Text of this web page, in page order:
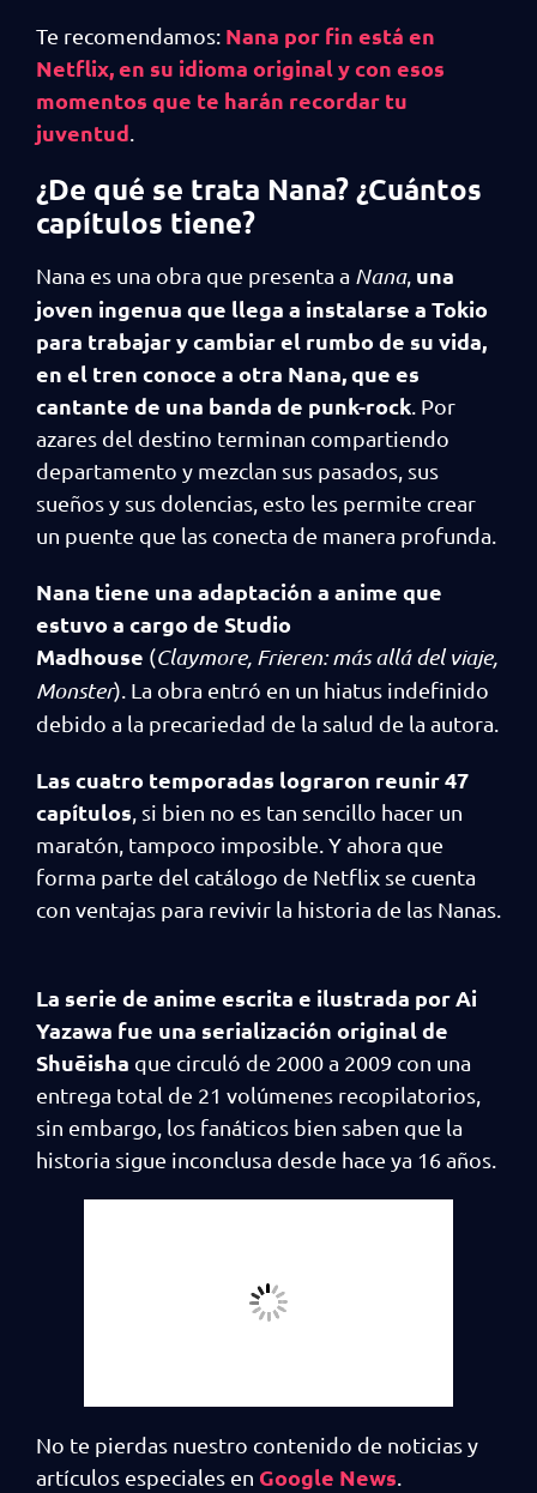
Te recomendamos: Nana por fin está en
Netflix, en su idioma original y con esos
momentos que te harán recordar tu
juventud
¿De qué se trata Nana? ¿Cuántos
capítulos tiene?
Nana es una obra que presenta a Nana, una
joven ingenua que llega a instalarse a Tokio
para trabajar y cambiar el rumbo de su vida,
en el tren conoce a otra Nana, que es
cantante de una banda de punk-rock . Por
azares del destino terminan compartiendo
departamento y mezclan sus pasados, sus
sueños y sus dolencias, esto les permite crear
un puente que las conecta de manera profunda.
Nana tiene una adaptación a anime que
estuvo a cargo de Studio
Madhouse (Claymore, Frieren: más allá del viaje,
Monster). La obra entró en un hiatus indefinido
debido a la precariedad de la salud de la autora.
Las cuatro temporadas lograron reunir 47
capítulos , si bien no es tan sencillo hacer un
maratón, tampoco imposible. Y ahora que
forma parte del catálogo de Netflix se cuenta
con ventajas para revivir la historia de las Nanas.
La serie de anime escrita e ilustrada por Ai
Yazawa fue una serialización original de
Shuēisha que circuló de 2000 a 2009 con una
entrega total de 21 volúmenes recopilatorios,
sin embargo, los fanáticos bien saben que la
historia sigue inconclusa desde hace ya 16 años.
No te pierdas nuestro contenido de noticias y
artículos especiales en Google News.